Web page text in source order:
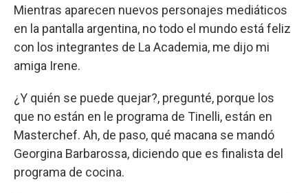
Mientras aparecen nuevos personajes mediáticos
en la pantalla argentina, no todo el mundo está feliz
con los integrantes de La Academia, me dijo mi
amiga Irene.
¿Y quién se puede quejar?, pregunté, porque los
que no están en le programa de Tinelli, están en
Masterchef. Ah, de paso, qué macana se mandó
Georgina Barbarossa, diciendo que es finalista del
programa de cocina.